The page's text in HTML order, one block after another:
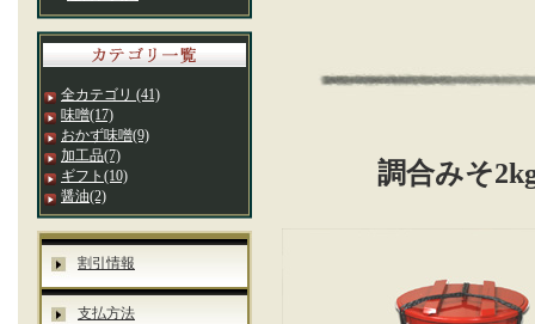
全カテゴリ (41)
味噌(17)
おかず味噌(9)
加工品(7)
ギフト (10)
醤油(2)
割引情報
支払方法
調合みそ